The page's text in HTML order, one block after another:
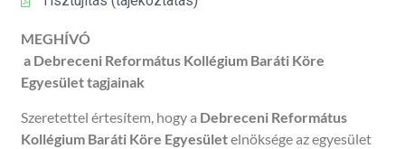
MEGHÍVÓ
a Debreceni Református Kollégium Baráti Köre
Egyesület tagjainak
Szeretettel értesítem, hogy a Debreceni Református
Kollégium Baráti Köre Egyesületelnöksége az egyesület